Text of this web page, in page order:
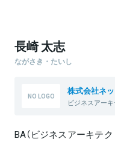
長崎 太志
ながさき・たいし
株式会社ネ
ビジネスアー
BA（ビジネスアーキテ